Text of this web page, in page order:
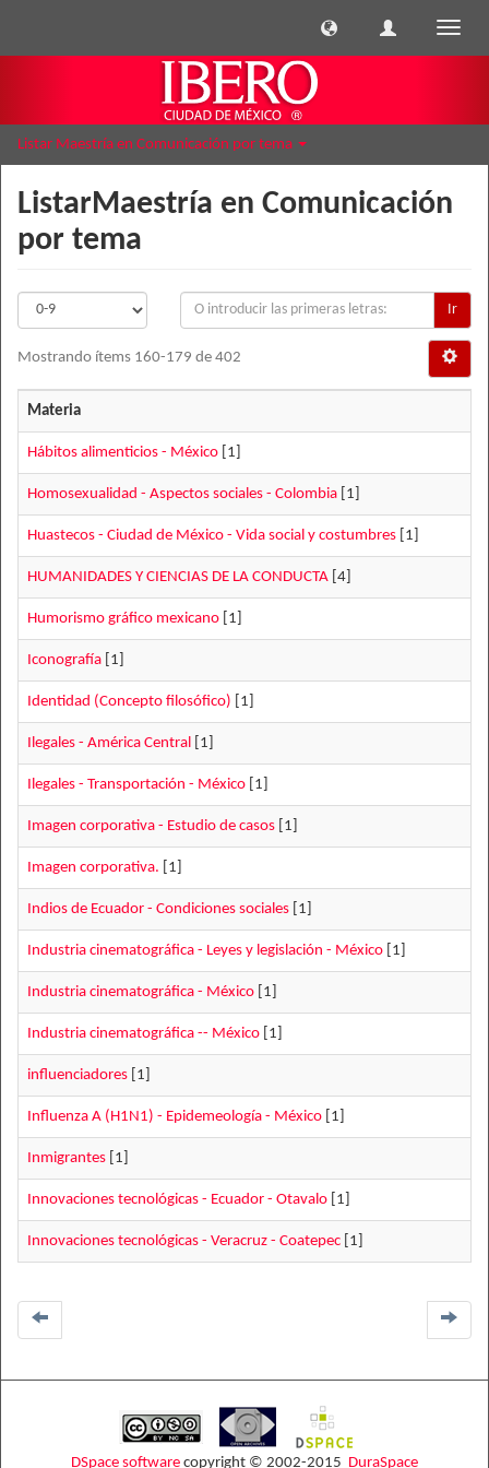
Listar Maestría en Comunicación por tema
ListarMaestría en Comunicación
por tema
Ir
Mostrando ítems 160-179 de 402
Materia
Hábitos alimenticios - México [1]
Homosexualidad - Aspectos sociales - Colombia [1]
Huastecos - Ciudad de México - Vida social y costumbres [1]
HUMANIDADES Y CIENCIAS DE LA CONDUCTA [4]
Humorismo gráfico mexicano [1]
Iconografía [1]
Identidad (Concepto filosófico) [1]
Ilegales - América Central [1]
Ilegales - Transportación - México [1]
Imagen corporativa - Estudio de casos [1]
Imagen corporativa. [1]
Indios de Ecuador - Condiciones sociales [1]
Industria cinematográfica - Leyes y legislación - México [1]
Industria cinematográfica - México [1]
Industria cinematográfica -- México [1]
influenciadores [1]
Influenza A (H1N1) - Epidemeología - México [1]
Inmigrantes [1]
Innovaciones tecnológicas - Ecuador - Otavalo [1]
Innovaciones tecnológicas - Veracruz - Coatepec [1]
DSpace software copyright © 2002-2015 DuraSpace